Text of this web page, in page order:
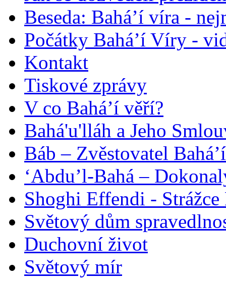
Beseda: Bahá’í víra -
Počátky Bahá’í Víry -
Kontakt
Tiskové zprávy
V co Bahá’í věří?
Bahá'u'lláh a Jeho
Báb – Zvěstovatel
‘Abdu’l-Bahá –
Shoghi Effendi -
Světový dům
Duchovní život
Světový mír